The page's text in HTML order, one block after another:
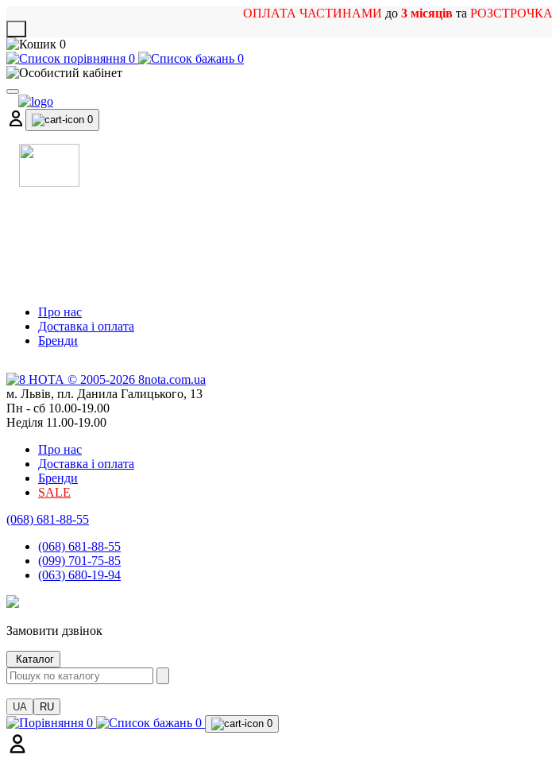
ОПЛАТА ЧАСТИНАМИ до 3 місяцівта РОЗСТРОЧКА
0
0
0
0
Про нас
Доставка і оплата
Бренди
м. Львів, пл. Данила Галицького, 13
Пн - сб 10.00-19.00
Неділя 11.00-19.00
Про нас
Доставка і оплата
Бренди
SALE
(068) 681-88-55
(068) 681-88-55
(099) 701-75-85
(063) 680-19-94
Замовити дзвінок
Каталог
UA RU
0 0 0